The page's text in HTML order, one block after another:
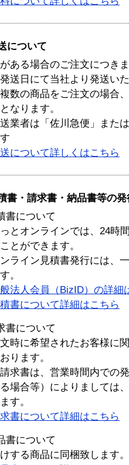
について
ある場合のご注文につき
送日にて当社より発送い
数の商品をご注文の場合
なります。
業者は「佐川急便」また
について詳しくはこちら
書・請求書・納品書等の
書について
とオンラインでは、24時
とができます。
ライン見積書発行には、
。
法人会員（BizID）の詳細
書について詳細はこちら
書について
時に希望されたお客様に
ります。
求書は、営業時間内での
場合等）によりましては
す。
書について詳細はこちら
書について
する商品に同梱致します。